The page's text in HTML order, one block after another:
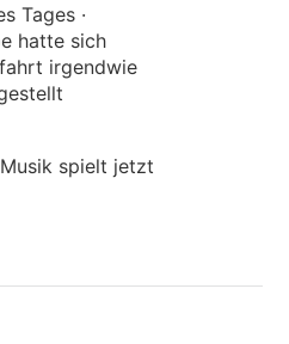
Tages ·
hatte sich
irgendwie
spielt jetzt